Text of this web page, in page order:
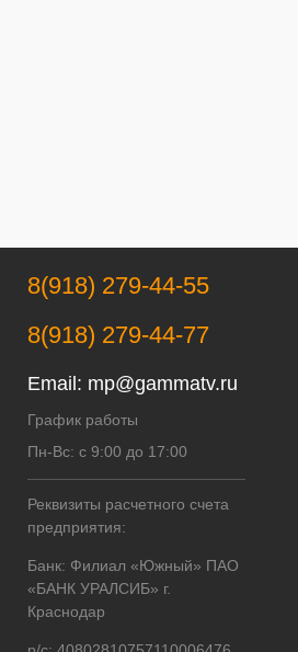
8(918) 279-44-55
8(918) 279-44-77
Email: mp@gammatv.ru
График работы
Пн-Вс: с 9:00 до 17:00
Реквизиты расчетного счета
предприятия:
Банк: Филиал «Южный» ПАО
«БАНК УРАЛСИБ» г.
Краснодар